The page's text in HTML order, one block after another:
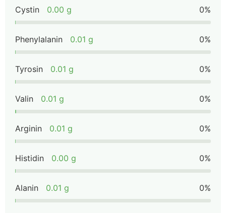
Cystin 0.00 g 0%
Phenylalanin 0.01 g 0%
Tyrosin 0.01 g 0%
Valin 0.01 g 0%
Arginin 0.01 g 0%
Histidin 0.00 g 0%
Alanin 0.01 g 0%